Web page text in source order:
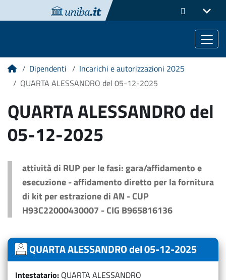
HomeDipendenti
Incarichi e autorizzazioni 2025
QUARTA ALESSANDRO del 05-12-2025
QUARTA ALESSANDRO del
05-12-2025
attività di RUP per le fasi: gara/affidamento e
esecuzione - affidamento diretto per la fornitura
di kit per estrazione di AN - CUP
H93C22000430007 - CIG B965816136
QUARTA ALESSANDRO del 05-12-2025
Intestatario QUARTA ALESSANDRO